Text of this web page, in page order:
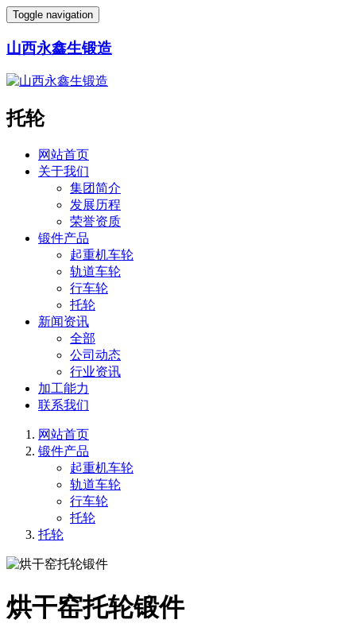
Toggle navigation
山西永鑫生锻造
托轮
网站首页
关于我们
集团简介
发展历程
荣誉资质
锻件产品
起重机车轮
轨道车轮
行车轮
托轮
新闻资讯
全部
公司动态
行业资讯
加工能力
联系我们
网站首页
锻件产品
起重机车轮
轨道车轮
行车轮
托轮
托轮
烘干窑托轮锻件